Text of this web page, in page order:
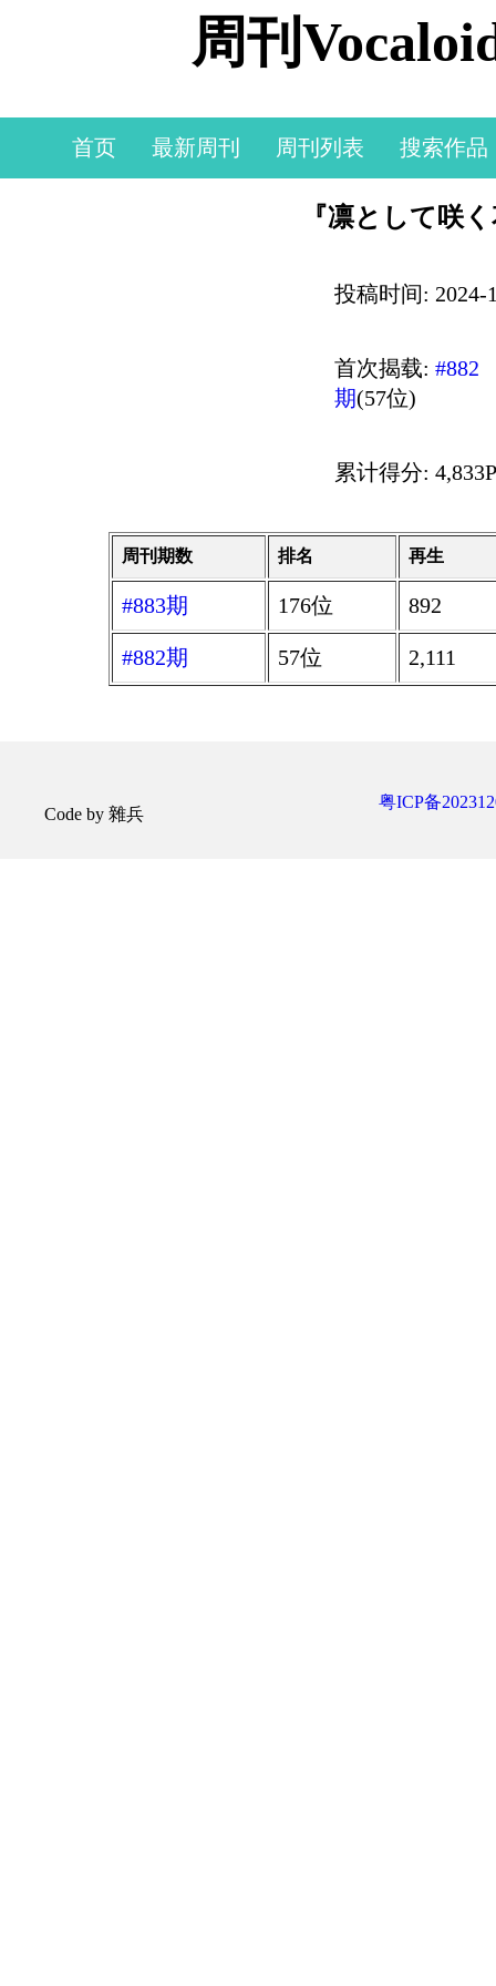
周刊
首页 最新周刊 周刊列表 搜索作品
『凛として咲
投稿时间: 2024-
首次揭载: #882
期(57位)
累计得分:
周刊期数 排名 再生
#883期 176位 892
#882期 57位 2,111
Code by 雜兵
粤ICP备